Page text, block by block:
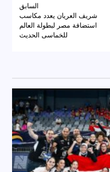
السابق
شريف العريان يعدد مكاسب
استضافة مصر لبطولة العالم
للخماسى الحديث